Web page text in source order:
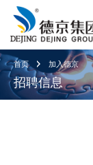
首页 加入德京
招聘信息